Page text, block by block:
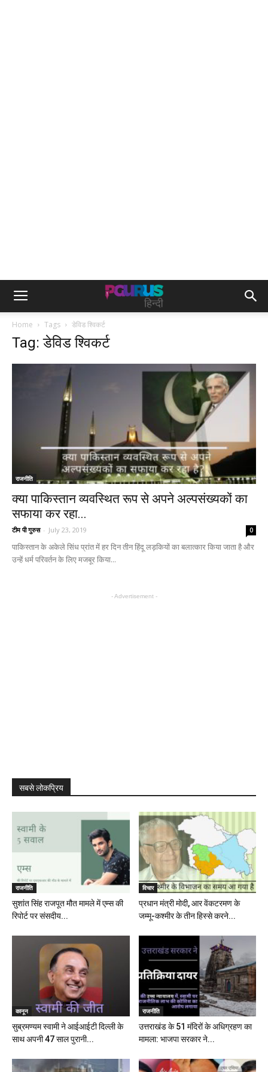
Home Tags डेविड श्विकर्ट
Tag: डेविड श्विकर्ट
राजनीति
क्या पाकिस्तान व्यवस्थित रूप से अपने अल्पसंख्यकों का
सफाया कर रहा...
टीम पी गुरुस - July 23, 2019 0
पाकिस्तान के अकेले सिंध प्रांत में हर दिन तीन हिंदू लड़कियों का बलात्कार किया जाता है और
उन्हें धर्म परिवर्तन के लिए मजबूर किया...
- Advertisement -
सबसे लोकप्रिय
राजनीति
सुशांत सिंह राजपूत मौत मामले में एम्स की
रिपोर्ट पर संसदीय...
विचार
प्रधान मंत्री मोदी, आर वेंकटरमण के
जम्मू-कश्मीर के तीन हिस्से करने...
कानून
सुब्रमण्यम स्वामी ने आईआईटी दिल्ली के
साथ अपनी 47 साल पुरानी...
राजनीति
उत्तराखंड के 51 मंदिरों के अधिग्रहण का
मामला: भाजपा सरकार ने...